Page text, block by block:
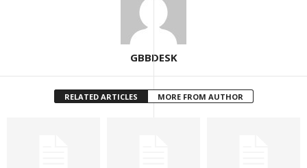
GBBDESK
RELATED ARTICLES MORE FROM AUTHOR